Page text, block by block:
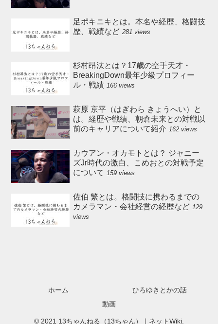
足ポキニキとは。本名や経歴、格闘技
歴、戦績など 281 views
杉村昂汰とは？17歳の空手天才・
BreakingDown最年少級プロフィー
ル・戦績 166 views
萩原 京平（はぎわら きょうへい）と
は。経歴や戦績、朝倉未来との対戦以
前のキャリアについて紹介 162 views
カウアン・オカモトとは？ ジャニー
ズJr時代の激白、こめおとの対戦予定
について 159 views
佐伯 繁とは。格闘技に携わるまでの
カメラマン・会社経営の経歴など 129
views
ホーム
ひろゆきとかの話
動画
© 2021 13ちゃんねる（13ちゃん）｜ネットWiki.